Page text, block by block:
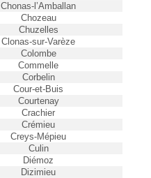
Chonas-l’Amballan
Chozeau
Chuzelles
Clonas-sur-Varèze
Colombe
Commelle
Corbelin
Cour-et-Buis
Courtenay
Crachier
Crémieu
Creys-Mépieu
Culin
Diémoz
Dizimieu